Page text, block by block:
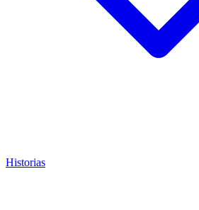
Historias